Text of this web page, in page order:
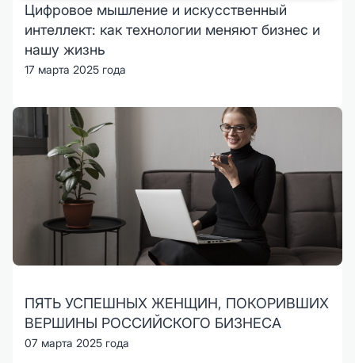
Цифровое мышление и искусственный
интеллект: как технологии меняют бизнес и
нашу жизнь
17 марта 2025 года
ПЯТЬ УСПЕШНЫХ ЖЕНЩИН, ПОКОРИВШИХ
ВЕРШИНЫ РОССИЙСКОГО БИЗНЕСА
07 марта 2025 года